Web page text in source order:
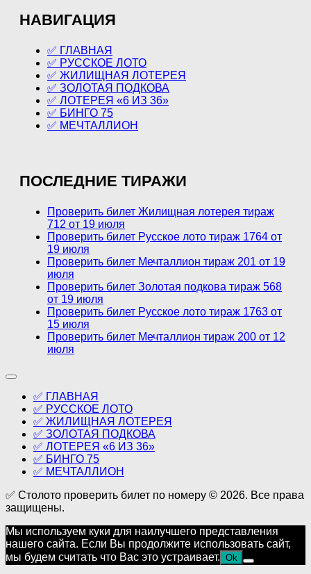
НАВИГАЦИЯ
✅ ГЛАВНАЯ
✅ РУССКОЕ ЛОТО
✅ ЖИЛИЩНАЯ ЛОТЕРЕЯ
✅ ЗОЛОТАЯ ПОДКОВА
✅ ЛОТЕРЕЯ «6 ИЗ 36»
✅ БИНГО 75
✅ МЕЧТАЛЛИОН
ПОСЛЕДНИЕ ТИРАЖИ
Проверить билет Жилищная лотерея тираж
712 от 19 июля
Проверить билет Русское лото тираж 1764 от
19 июля
Проверить билет Мечталлион тираж 201 от 19
июля
Проверить билет Золотая подкова тираж 568
от 19 июля
Проверить билет Русское лото тираж 1763 от
15 июля
Проверить билет Мечталлион тираж 200 от 12
июля
✅ ГЛАВНАЯ
✅ РУССКОЕ ЛОТО
✅ ЖИЛИЩНАЯ ЛОТЕРЕЯ
✅ ЗОЛОТАЯ ПОДКОВА
✅ ЛОТЕРЕЯ «6 ИЗ 36»
✅ БИНГО 75
✅ МЕЧТАЛЛИОН
✅ Столото проверить билет по номеру © 2026. Все права
защищены.
Мы используем куки для наилучшего представления
нашего сайта. Если Вы продолжите использовать сайт,
мы будем считать что Вас это устраивает. Ok